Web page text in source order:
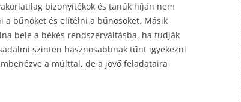
bizonyítékok és tanúk híján nem
bűnöket és elítélni a bűnösöket. Másik
bele a békés rendszerváltásba, ha tudják
szinten hasznosabbnak tűnt igyekezni
a múlttal, de a jövő feladataira